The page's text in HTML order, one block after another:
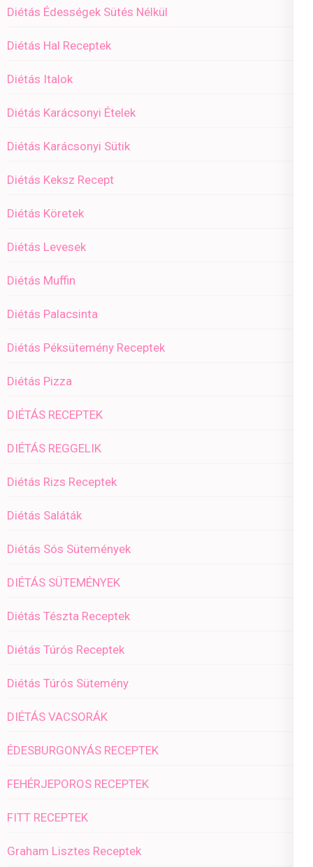
Diétás Édességek Sütés Nélkül
Diétás Hal Receptek
Diétás Italok
Diétás Karácsonyi Ételek
Diétás Karácsonyi Sütik
Diétás Keksz Recept
Diétás Köretek
Diétás Levesek
Diétás Muffin
Diétás Palacsinta
Diétás Péksütemény Receptek
Diétás Pizza
DIÉTÁS RECEPTEK
DIÉTÁS REGGELIK
Diétás Rizs Receptek
Diétás Saláták
Diétás Sós Sütemények
DIÉTÁS SÜTEMÉNYEK
Diétás Tészta Receptek
Diétás Túrós Receptek
Diétás Túrós Sütemény
DIÉTÁS VACSORÁK
ÉDESBURGONYÁS RECEPTEK
FEHÉRJEPOROS RECEPTEK
FITT RECEPTEK
Graham Lisztes Receptek